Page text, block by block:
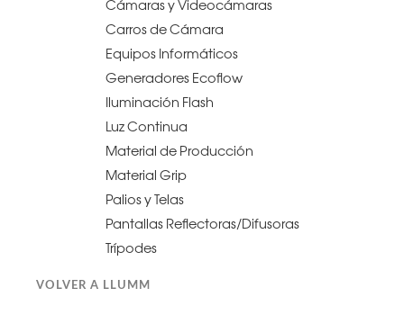
Cámaras y Videocámaras
Carros de Cámara
Equipos Informáticos
Generadores Ecoflow
Iluminación Flash
Luz Continua
Material de Producción
Material Grip
Palios y Telas
Pantallas Reflectoras/Difusoras
Trípodes
VOLVER A LLUMM